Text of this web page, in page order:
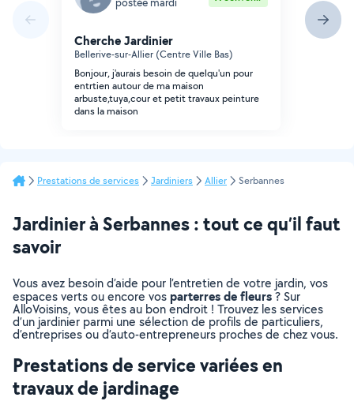
Cherche Jardinier
Bellerive-sur-Allier (Centre Ville Bas)
Bonjour, j'aurais besoin de quelqu'un pour
entrtien autour de ma maison
arbuste,tuya,cour et petit travaux peinture
dans la maison
Prestations de services Jardiniers Allier Serbannes
Jardinier à Serbannes : tout ce qu’il faut
savoir
Vous avez besoin d’aide pour l’entretien de votre jardin, vos
espaces verts ou encore vosparterres de fleurs? Sur
AlloVoisins, vous êtes au bon endroit ! Trouvez les services
d’un jardinier parmi une sélection de profils de particuliers,
d’entreprises ou d’auto-entrepreneurs proches de chez vous.
Prestations de service variées en
travaux de jardinage